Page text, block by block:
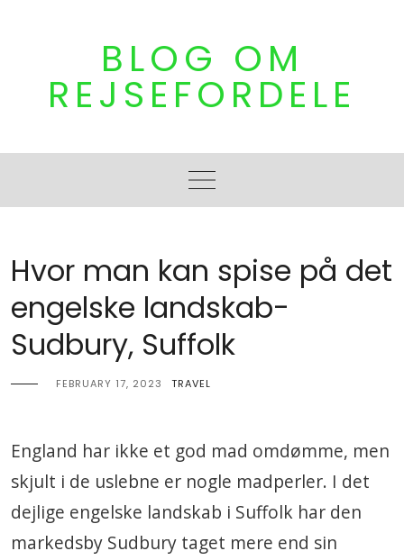
BLOG OM
REJSEFORDELE
Hvor man kan spise på det
engelske landskab-
Sudbury, Suffolk
FEBRUARY 17, 2023 TRAVEL
England har ikke et god mad omdømme, men
skjult i de uslebne er nogle madperler. I det
dejlige engelske landskab i Suffolk har den
markedsby Sudbury taget mere end sin